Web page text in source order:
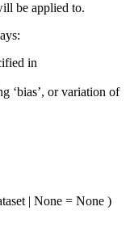
be applied to.
in
‘bias’, or variation of
| None = None )